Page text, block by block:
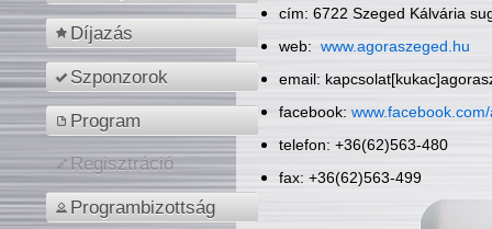
Díjazás
Szponzorok
Program
Regisztráció
Programbizottság
cím: 6722 Szeged Kálvária
web: www.agoraszeged.hu
email:
facebook:
telefon: +36(62)563-480
fax: +36(62)563-499